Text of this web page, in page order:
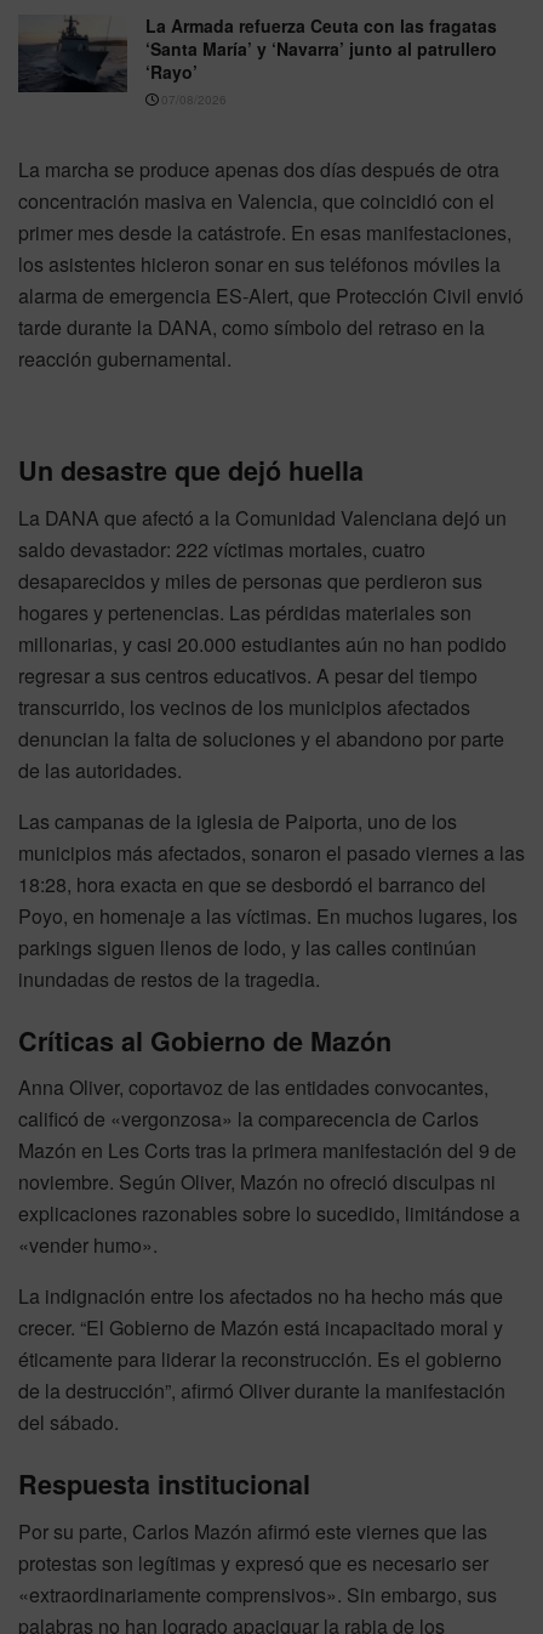
La Armada refuerza Ceuta con las fragatas
‘Santa María’ y ‘Navarra’ junto al patrullero
‘Rayo’
07/08/2026
La marcha se produce apenas dos días después de otra
concentración masiva en Valencia, que coincidió con el
primer mes desde la catástrofe. En esas manifestaciones,
los asistentes hicieron sonar en sus teléfonos móviles la
alarma de emergencia ES-Alert, que Protección Civil envió
tarde durante la DANA, como símbolo del retraso en la
reacción gubernamental.
Un desastre que dejó huella
La DANA que afectó a la Comunidad Valenciana dejó un
saldo devastador: 222 víctimas mortales, cuatro
desaparecidos y miles de personas que perdieron sus
hogares y pertenencias. Las pérdidas materiales son
millonarias, y casi 20.000 estudiantes aún no han podido
regresar a sus centros educativos. A pesar del tiempo
transcurrido, los vecinos de los municipios afectados
denuncian la falta de soluciones y el abandono por parte
de las autoridades.
Las campanas de la iglesia de Paiporta, uno de los
municipios más afectados, sonaron el pasado viernes a las
18:28, hora exacta en que se desbordó el barranco del
Poyo, en homenaje a las víctimas. En muchos lugares, los
parkings siguen llenos de lodo, y las calles continúan
inundadas de restos de la tragedia.
Críticas al Gobierno de Mazón
Anna Oliver, coportavoz de las entidades convocantes,
calificó de «vergonzosa» la comparecencia de Carlos
Mazón en Les Corts tras la primera manifestación del 9 de
noviembre. Según Oliver, Mazón no ofreció disculpas ni
explicaciones razonables sobre lo sucedido, limitándose a
«vender humo».
La indignación entre los afectados no ha hecho más que
crecer. “El Gobierno de Mazón está incapacitado moral y
éticamente para liderar la reconstrucción. Es el gobierno
de la destrucción”, afirmó Oliver durante la manifestación
del sábado.
Respuesta institucional
Por su parte, Carlos Mazón afirmó este viernes que las
protestas son legítimas y expresó que es necesario ser
«extraordinariamente comprensivos». Sin embargo, sus
palabras no han logrado apaciguar la rabia de los